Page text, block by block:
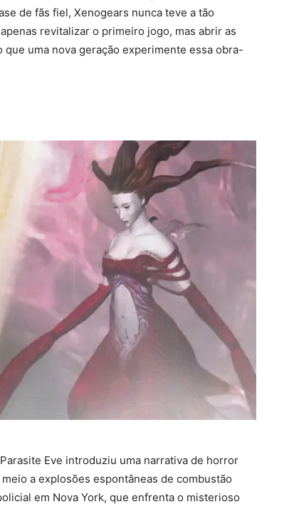
de fãs fiel, Xenogears nunca teve a tão
revitalizar o primeiro jogo, mas abrir as
uma nova geração experimente essa obra-
Eve introduziu uma narrativa de horror
a explosões espontâneas de combustão
em Nova York, que enfrenta o misterioso